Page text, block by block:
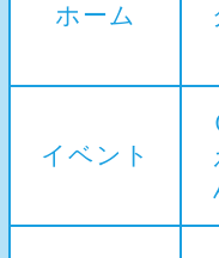
ホーム
イベント